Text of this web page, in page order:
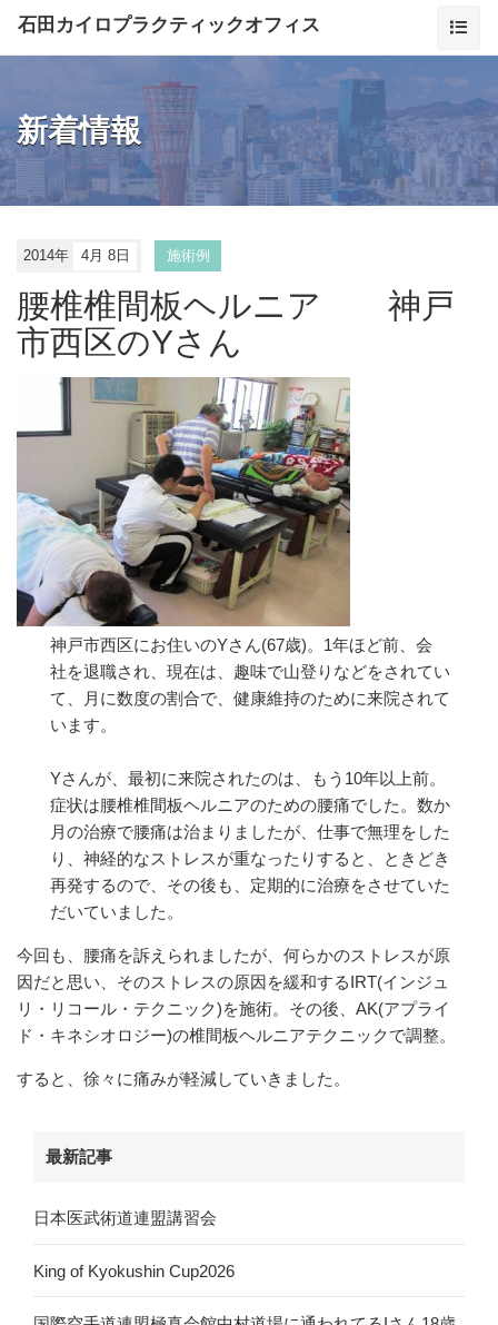
石田カイロプラクティックオフィス
新着情報
2014年 4月 8日 施術例
腰椎椎間板ヘルニア 神戸
市西区のYさん
神戸市西区にお住いのYさん(67歳)。1年ほど前、会
社を退職され、現在は、趣味で山登りなどをされてい
て、月に数度の割合で、健康維持のために来院されて
います。
Yさんが、最初に来院されたのは、もう10年以上前。
症状は腰椎椎間板ヘルニアのための腰痛でした。数か
月の治療で腰痛は治まりましたが、仕事で無理をした
り、神経的なストレスが重なったりすると、ときどき
再発するので、その後も、定期的に治療をさせていた
だいていました。
今回も、腰痛を訴えられましたが、何らかのストレスが原
因だと思い、そのストレスの原因を緩和するIRT(インジュ
リ・リコール・テクニック)を施術。その後、AK(アプライ
ド・キネシオロジー)の椎間板ヘルニアテクニックで調整。
すると、徐々に痛みが軽減していきました。
最新記事
日本医武術道連盟講習会
King of Kyokushin Cup2026